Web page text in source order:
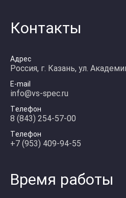
Контакты
Адрес
Россия, г. Казань, ул.
E-mail
info@vs-spec.ru
Телефон
8 (843) 254-57-00
Телефон
+7 (953) 409-94-55
Время работы